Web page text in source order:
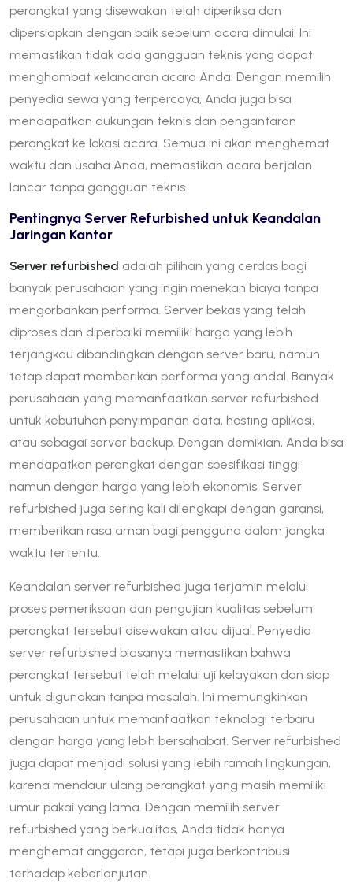
perangkat yang disewakan telah diperiksa dan
dipersiapkan dengan baik sebelum acara dimulai. Ini
memastikan tidak ada gangguan teknis yang dapat
menghambat kelancaran acara Anda. Dengan memilih
penyedia sewa yang terpercaya, Anda juga bisa
mendapatkan dukungan teknis dan pengantaran
perangkat ke lokasi acara. Semua ini akan menghemat
waktu dan usaha Anda, memastikan acara berjalan
lancar tanpa gangguan teknis.
Pentingnya Server Refurbished untuk Keandalan
Jaringan Kantor
Server refurbished adalah pilihan yang cerdas bagi
banyak perusahaan yang ingin menekan biaya tanpa
mengorbankan performa. Server bekas yang telah
diproses dan diperbaiki memiliki harga yang lebih
terjangkau dibandingkan dengan server baru, namun
tetap dapat memberikan performa yang andal. Banyak
perusahaan yang memanfaatkan server refurbished
untuk kebutuhan penyimpanan data, hosting aplikasi,
atau sebagai server backup. Dengan demikian, Anda bisa
mendapatkan perangkat dengan spesifikasi tinggi
namun dengan harga yang lebih ekonomis. Server
refurbished juga sering kali dilengkapi dengan garansi,
memberikan rasa aman bagi pengguna dalam jangka
waktu tertentu.
Keandalan server refurbished juga terjamin melalui
proses pemeriksaan dan pengujian kualitas sebelum
perangkat tersebut disewakan atau dijual. Penyedia
server refurbished biasanya memastikan bahwa
perangkat tersebut telah melalui uji kelayakan dan siap
untuk digunakan tanpa masalah. Ini memungkinkan
perusahaan untuk memanfaatkan teknologi terbaru
dengan harga yang lebih bersahabat. Server refurbished
juga dapat menjadi solusi yang lebih ramah lingkungan,
karena mendaur ulang perangkat yang masih memiliki
umur pakai yang lama. Dengan memilih server
refurbished yang berkualitas, Anda tidak hanya
menghemat anggaran, tetapi juga berkontribusi
terhadap keberlanjutan.